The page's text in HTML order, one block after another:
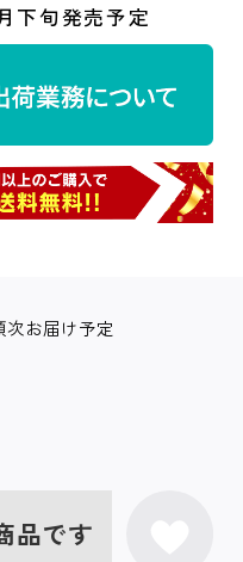
下旬発売予定
お届け予定
品です